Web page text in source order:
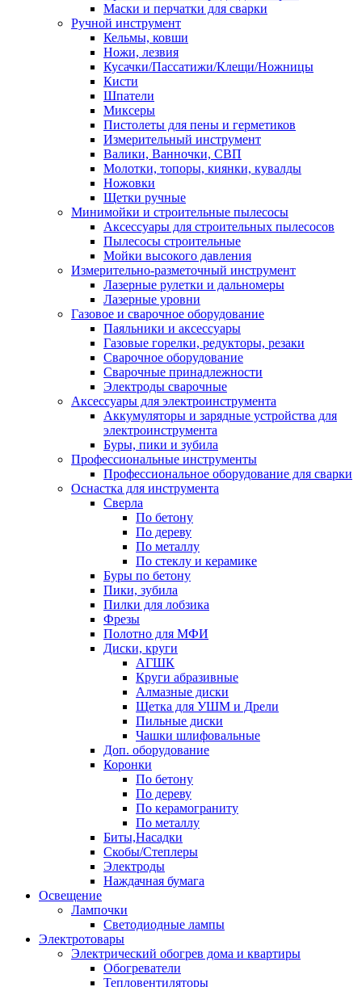
Маски и перчатки для сварки
Ручной инструмент
Кельмы, ковши
Ножи, лезвия
Кусачки/Пассатижи/Клещи/Ножницы
Кисти
Шпатели
Миксеры
Пистолеты для пены и герметиков
Измерительный инструмент
Валики, Ванночки, СВП
Молотки, топоры, киянки, кувалды
Ножовки
Щетки ручные
Минимойки и строительные пылесосы
Аксессуары для строительных пылесосов
Пылесосы строительные
Мойки высокого давления
Измерительно-разметочный инструмент
Лазерные рулетки и дальномеры
Лазерные уровни
Газовое и сварочное оборудование
Паяльники и аксессуары
Газовые горелки, редукторы, резаки
Сварочное оборудование
Сварочные принадлежности
Электроды сварочные
Аксессуары для электроинструмента
Аккумуляторы и зарядные устройства для
электроинструмента
Буры, пики и зубила
Профессиональные инструменты
Профессиональное оборудование для сварки
Оснастка для инструмента
Сверла
По бетону
По дереву
По металлу
По стеклу и керамике
Буры по бетону
Пики, зубила
Пилки для лобзика
Фрезы
Полотно для МФИ
Диски, круги
АГШК
Круги абразивные
Алмазные диски
Щетка для УШМ и Дрели
Пильные диски
Чашки шлифовальные
Доп. оборудование
Коронки
По бетону
По дереву
По керамограниту
По металлу
Биты,Насадки
Скобы/Степлеры
Электроды
Наждачная бумага
Освещение
Лампочки
Светодиодные лампы
Электротовары
Электрический обогрев дома и квартиры
Обогреватели
Тепловентиляторы